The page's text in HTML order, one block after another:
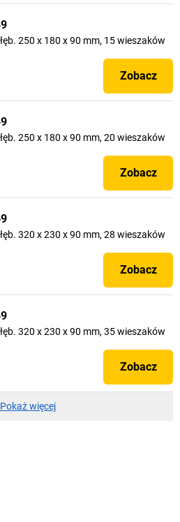
250 x 180 x 90 mm, 15 wieszaków
Zobacz
250 x 180 x 90 mm, 20 wieszaków
Zobacz
320 x 230 x 90 mm, 28 wieszaków
Zobacz
320 x 230 x 90 mm, 35 wieszaków
Zobacz
Pokaż więcej